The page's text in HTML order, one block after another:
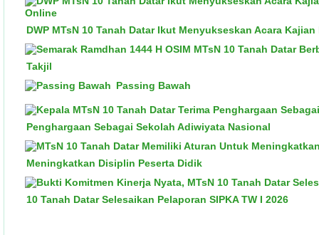
DWP MTsN 10 Tanah Datar Ikut Menyukseskan Acara
Takjil
Passing Bawah
Penghargaan Sebagai Sekolah Adiwiyata Nasional
Meningkatkan Disiplin Peserta Didik
10 Tanah Datar Selesaikan Pelaporan SIPKA TW I 2026